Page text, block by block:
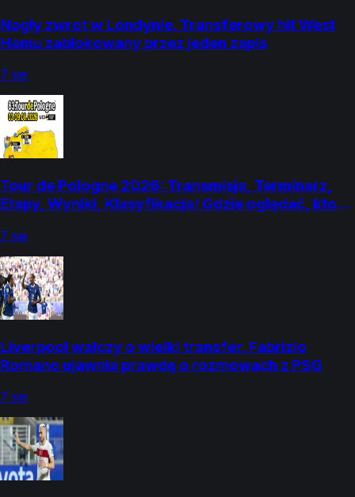
Nagły zwrot w Londynie. Transferowy hit West
Hamu zablokowany przez jeden zapis
7 sie
Tour de Pologne 2026: Transmisja, Terminarz,
Etapy, Wyniki, Klasyfikacja! Gdzie oglądać, kto
7 sie
Liverpool walczy o wielki transfer. Fabrizio
Romano ujawnia prawdę o rozmowach z PSG
7 sie